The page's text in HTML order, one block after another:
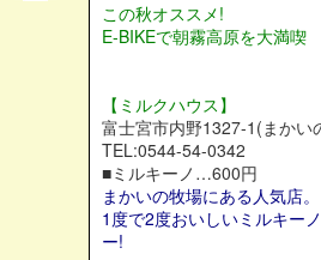
この秋オススメ!
E-BIKEで朝霧高原を大満喫
【ミルクハウス】
富士宮市内野1327-1(まかい
TEL:0544-54-0342
■ミルキーノ…600円
まかいの牧場にある人気店。
1度で2度おいしいミルキー
ー!